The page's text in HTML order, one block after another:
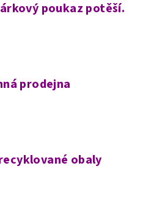
poukaz potěší.
prodejna
obaly